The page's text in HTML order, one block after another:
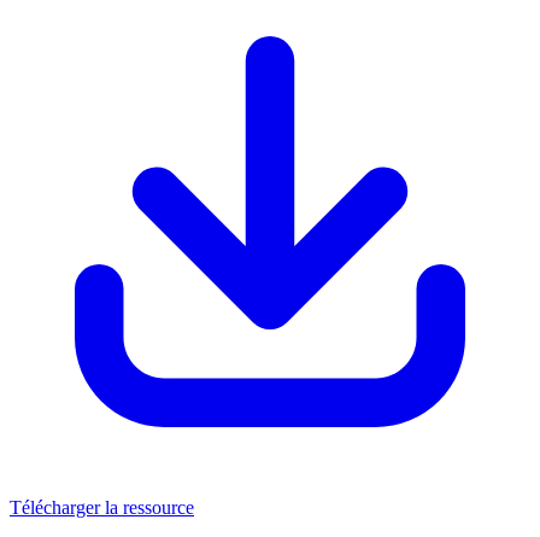
Télécharger la ressource